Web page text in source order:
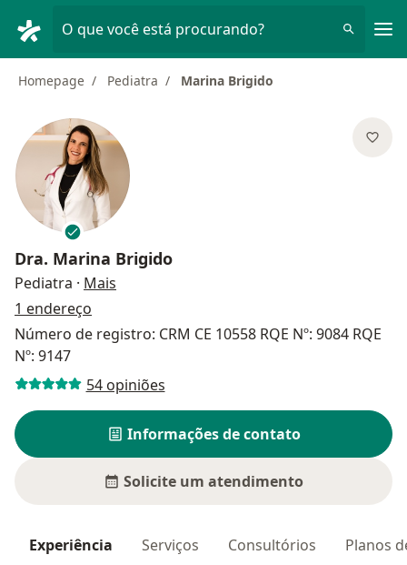
O que você está procurando?
Homepage Pediatra Marina Brigido
Dra. Marina Brigido
Pediatra · Mais
1 endereço
Número de registro: CRM CE 10558 RQE Nº: 9084 RQE
Nº: 9147
54 opiniões
Informações de contato
Solicite um atendimento
Experiência Serviços Consultórios Planos